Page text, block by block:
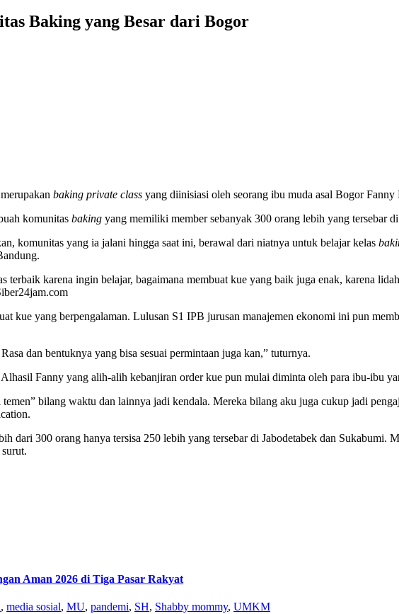
Baking yang Besar dari Bogor
merupakan baking private class yang diinisiasi oleh seorang ibu muda asal Bogor Fanny
komunitas baking yang memiliki member sebanyak 300 orang lebih yang tersebar
komunitas yang ia jalani hingga saat ini, berawal dari niatnya untuk belajar kelas
karena ingin belajar, bagaimana membuat kue yang baik juga enak, karena
kue yang berpengalaman. Lulusan S1 IPB jurusan manajemen ekonomi ini pun
dan bentuknya yang bisa sesuai permintaan juga kan,” tuturnya.
Fanny yang alih-alih kebanjiran order kue pun mulai diminta oleh para ibu-ibu
bilang waktu dan lainnya jadi kendala. Mereka bilang aku juga cukup jadi
dari 300 orang hanya tersisa 250 lebih yang tersebar di Jabodetabek dan Sukabumi.
Aman 2026 di Tiga Pasar Rakyat
, media sosial, MU, pandemi, SH, Shabby mommy, UMKM